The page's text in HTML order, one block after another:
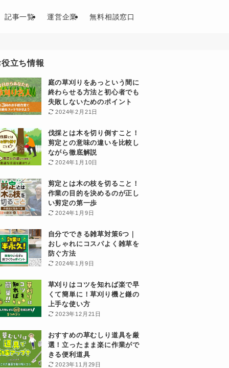
記事一覧 運営企業 無料相談窓口
役立ち情報
庭の草刈りをあっという間に
終わらせる方法と初心者でも
失敗しないためのポイント
2024年2月21日
伐採とは木を切り倒すこと！
剪定との意味の違いを比較し
ながら徹底解説
2024年1月10日
剪定とは木の枝を切ること！
作業の目的を決めるのが正し
い剪定の第一歩
2024年1月9日
自分でできる雑草対策6つ｜
おしゃれにコスパよく雑草を
防ぐ方法
2024年1月9日
草刈りはコツを知れば楽で早
くて簡単に！草刈り機と鎌の
上手な使い方
2023年12月21日
おすすめの草むしり道具を厳
選！立ったまま楽に作業がで
きる便利道具
2023年11月29日